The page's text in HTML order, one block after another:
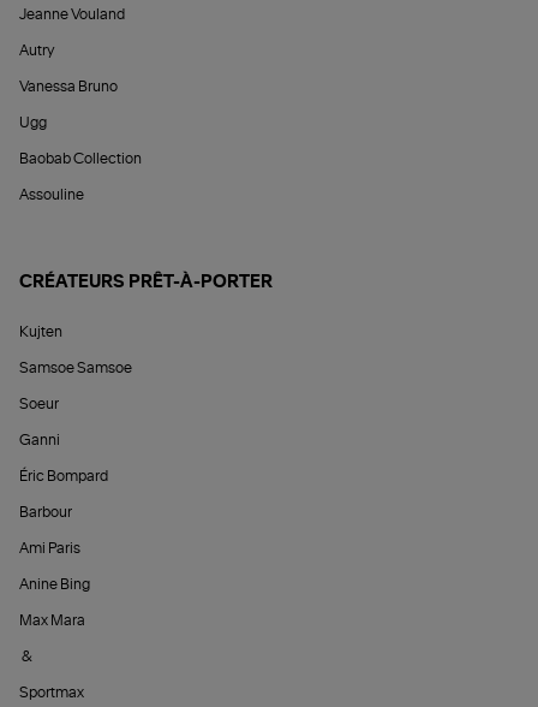
Jeanne Vouland
Autry
Vanessa Bruno
Ugg
Baobab Collection
Assouline
CRÉATEURS PRÊT-À-PORTER
Kujten
Samsoe Samsoe
Soeur
Ganni
Éric Bompard
Barbour
Ami Paris
Anine Bing
Max Mara
&
Sportmax